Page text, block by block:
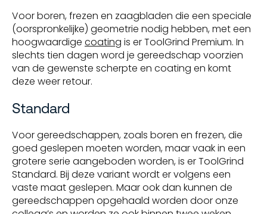
Voor boren, frezen en zaagbladen die een speciale
(oorspronkelijke) geometrie nodig hebben, met een
hoogwaardige coating is er ToolGrind Premium. In
slechts tien dagen word je gereedschap voorzien
van de gewenste scherpte en coating en komt
deze weer retour.
Standard
Voor gereedschappen, zoals boren en frezen, die
goed geslepen moeten worden, maar vaak in een
grotere serie aangeboden worden, is er ToolGrind
Standard. Bij deze variant wordt er volgens een
vaste maat geslepen. Maar ook dan kunnen de
gereedschappen opgehaald worden door onze